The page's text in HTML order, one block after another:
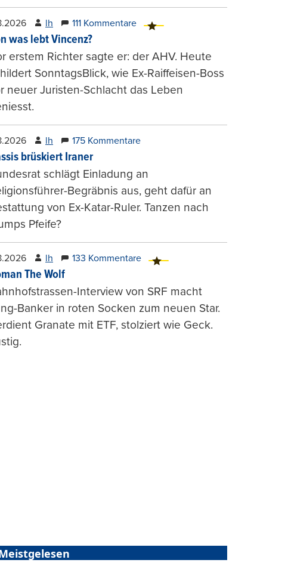
lh 111 Kommentare
was lebt Vincenz?
erstem Richter sagte er: der AHV. Heute
SonntagsBlick, wie Ex-Raiffeisen-Boss
neuer Juristen-Schlacht das Leben
lh 175 Kommentare
brüskiert Iraner
schlägt Einladung an
Begräbnis aus, geht dafür an
von Ex-Katar-Ruler. Tanzen nach
Pfeife?
lh 133 Kommentare
The Wolf
Interview von SRF macht
Banker in roten Socken zum neuen Star.
Granate mit ETF, stolziert wie Geck.